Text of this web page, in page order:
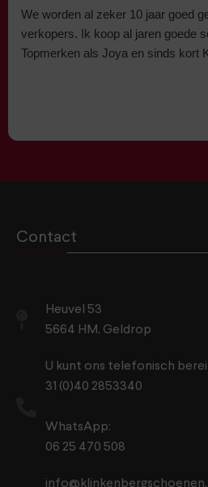
We worden al zeker 10 jaar goed
verkopers. Ik koop al jaren goede
Topmerken als Joya en sinds kort
Contact
Heuvel 53
5664 HM, Geldrop
U kunt ons telefonisch
31 (0)40 2853340
WhatsApp:
06 25 470 508